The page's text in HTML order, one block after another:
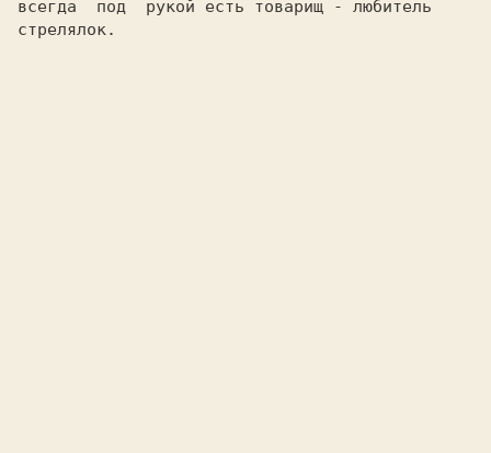
всегда  под  рукой есть товарищ - любитель
стрелялок.